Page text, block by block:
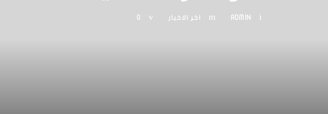
ADMIN اخر الاخبار 0